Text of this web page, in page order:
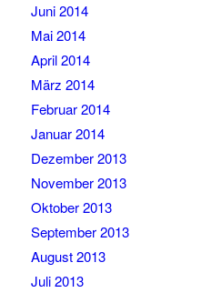
Juni 2014
Mai 2014
April 2014
März 2014
Februar 2014
Januar 2014
Dezember 2013
November 2013
Oktober 2013
September 2013
August 2013
Juli 2013